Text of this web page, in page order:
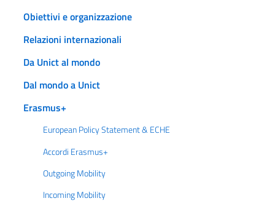
Obiettivi e organizzazione
Relazioni internazionali
Da Unict al mondo
Dal mondo a Unict
Erasmus+
European Policy Statement & ECHE
Accordi Erasmus+
Outgoing Mobility
Incoming Mobility